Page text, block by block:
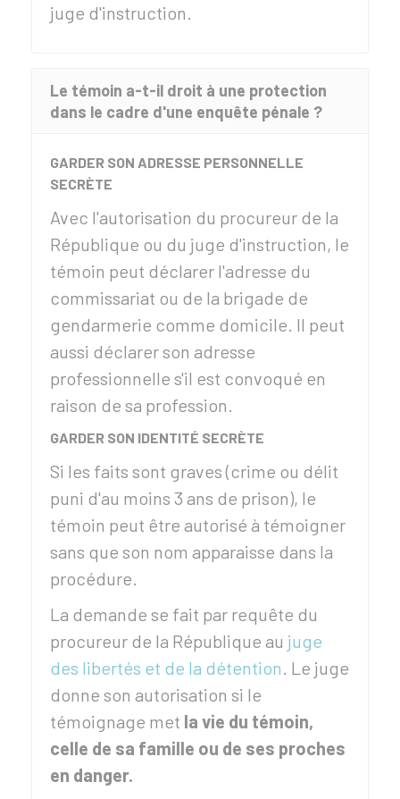
juge d'instruction.
Le témoin a-t-il droit à une protection
dans le cadre d'une enquête pénale ?
GARDER SON ADRESSE PERSONNELLE
SECRÈTE
Avec l'autorisation du procureur de la
République ou du juge d'instruction, le
témoin peut déclarer l'adresse du
commissariat ou de la brigade de
gendarmerie comme domicile. Il peut
aussi déclarer son adresse
professionnelle s'il est convoqué en
raison de sa profession.
GARDER SON IDENTITÉ SECRÈTE
Si les faits sont graves (crime ou délit
puni d'au moins 3 ans de prison), le
témoin peut être autorisé à témoigner
sans que son nom apparaisse dans la
procédure.
La demande se fait par requête du
procureur de la République au juge
des libertés et de la détention. Le juge
donne son autorisation si le
témoignage met la vie du témoin,
celle de sa famille ou de ses proches
en danger.